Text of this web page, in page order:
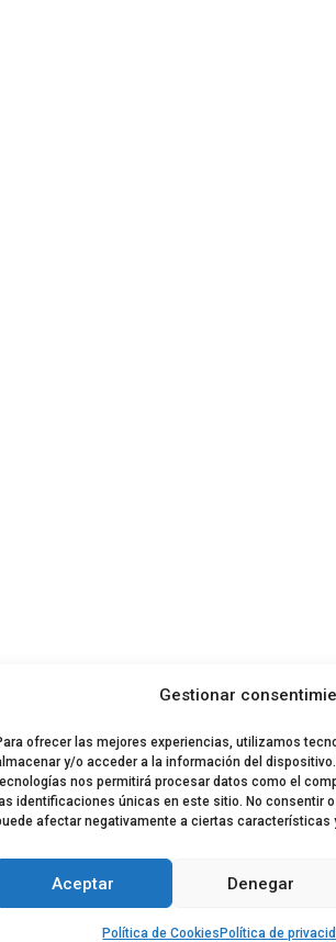
Gestionar
ofrecer las mejores experiencias, utilizamos
y/o acceder a la información del
nos permitirá procesar datos como el
identificaciones únicas en este sitio. No consentir
afectar negativamente a ciertas características
Aceptar Denegar
Política de Cookies Política de